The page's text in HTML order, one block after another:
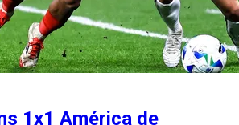
1x1 América de